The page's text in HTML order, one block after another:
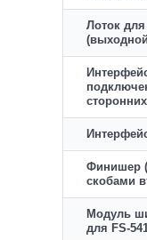
Лоток
Финишер
скобами
Модуль
для FS-